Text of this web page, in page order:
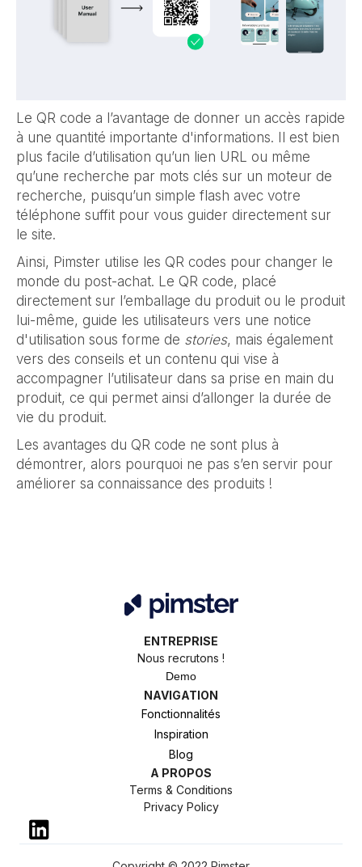
Le QR code a l’avantage de donner un accès rapide
à une quantité importante d'informations. Il est bien
plus facile d’utilisation qu’un lien URL ou même
qu’une recherche par mots clés sur un moteur de
recherche, puisqu’un simple flash avec votre
téléphone suffit pour vous guider directement sur
le site.
Ainsi, Pimster utilise les QR codes pour changer le
monde du post-achat. Le QR code, placé
directement sur l’emballage du produit ou le produit
lui-même, guide les utilisateurs vers une notice
d'utilisation sous forme de stories, mais également
vers des conseils et un contenu qui vise à
accompagner l’utilisateur dans sa prise en main du
produit, ce qui permet ainsi d’allonger la durée de
vie du produit.
Les avantages du QR code ne sont plus à
démontrer, alors pourquoi ne pas s’en servir pour
améliorer sa connaissance des produits !
ENTREPRISE
Nous recrutons !
Demo
NAVIGATION
Fonctionnalités
Inspiration
Blog
A PROPOS
Terms & Conditions
Privacy Policy